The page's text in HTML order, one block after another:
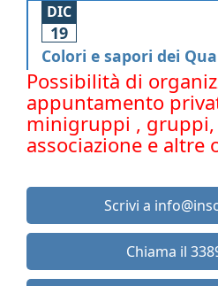
DIC
19
Colori e sapori dei
Possibilità di
appuntamento
minigruppi , gruppi,
associazione e altre
Scrivi a
Chiama il